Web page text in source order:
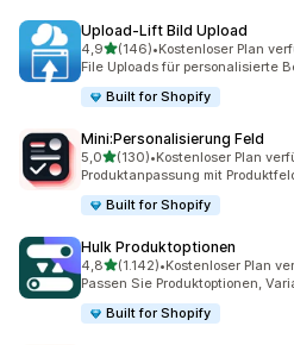
Upload‑Lift Bild Upload
4,9von 5 Sternen
(146)
146 Rezensionen insgesamt
•Kostenloser Plan
File Uploads für personalisierte
Built for Shopify
Mini:Personalisierung Feld
5,0von 5 Sternen
(130)
130 Rezensionen insgesamt
•Kostenloser Plan
Produktanpassung mit
Built for Shopify
Hulk Produktoptionen
4,8von 5 Sternen
(1.142)
1142 Rezensionen insgesamt
•Kostenloser Plan
Passen Sie Produkt­optionen,
Built for Shopify